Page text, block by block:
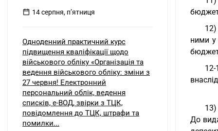
12)
ними у
До
14 серпня, пʼятниця
Одноденний практичний курс
підвищення кваліфікації щодо
військового обліку «Організація та
ведення військового обліку: зміни з
27 червня! Електронний
персональний облік, ведення
списків, е-ВОД, звірки з ТЦК,
повідомлення до ТЦК, штрафи та
помилки...